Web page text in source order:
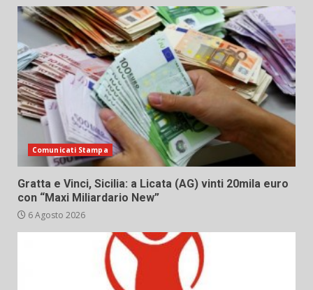
Comunicati Stampa
Gratta e Vinci, Sicilia: a Licata (AG) vinti 20mila euro
con “Maxi Miliardario New”
6 Agosto 2026